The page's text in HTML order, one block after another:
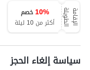
ا
ل
إ
ق
ا
م
ة
ا
ل
ط
و
ي
لة 10%
خصم
أكثر من 10 ليلة
سياسة إلغاء الحجز